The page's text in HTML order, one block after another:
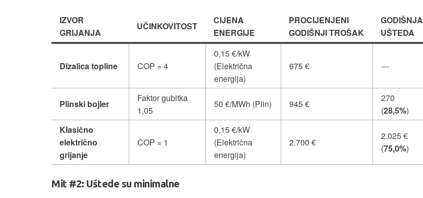
IZVOR
GRIJANJA
UČINKOVITOST
CIJENA
ENERGIJE
PROCIJENJENI
GODIŠNJI TROŠAK
GODIŠNJA
UŠTEDA
Dizalica topline COP = 4
0,15 €/kW
(Električna
energija)
675 € ---
Plinski bojler
Faktor gubitka
1,05
50 €/MWh (Plin) 945 €
270
(28,5%)
Klasično
električno
grijanje
COP = 1
0,15 €/kW
(Električna
energija)
2.700 €
2.025 €
(75,0%)
Mit #2: Uštede su minimalne